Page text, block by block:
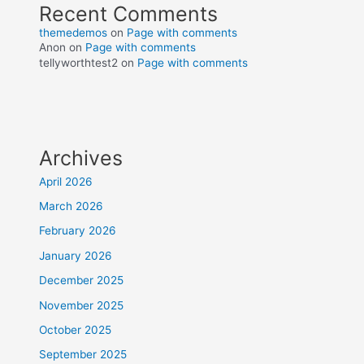
Recent Comments
themedemos on Page with comments
Anon on Page with comments
tellyworthtest2 on Page with comments
Archives
April 2026
March 2026
February 2026
January 2026
December 2025
November 2025
October 2025
September 2025